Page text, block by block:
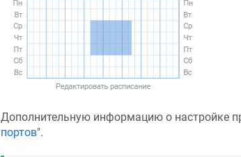
Дополнительную информацию о настройке
портов".